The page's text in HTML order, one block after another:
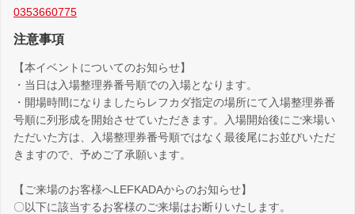
0353660775
注意事項
【本イベントについてのお知らせ】
・当日は入場整理券番号順での入場となります。
・開場時間になりましたらレフカダ指定の場所にて入場整理券番
号順に列形成を開始させていただきます。入場開始後にご来場い
ただいた方は、入場整理券番号順ではなく最後尾にお並びいただ
きますので、予めご了承願います。
【ご来場のお客様へLEFKADAからのお知らせ】
〇以下に該当するお客様のご来場はお断りいたします。